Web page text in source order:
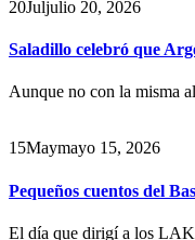
20Juljulio 20, 2026
Saladillo celebró que
Aunque no con la misma
15Maymayo 15, 2026
Pequeños cuentos del
El día que dirigí a los